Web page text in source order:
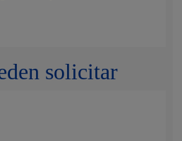
solicitar